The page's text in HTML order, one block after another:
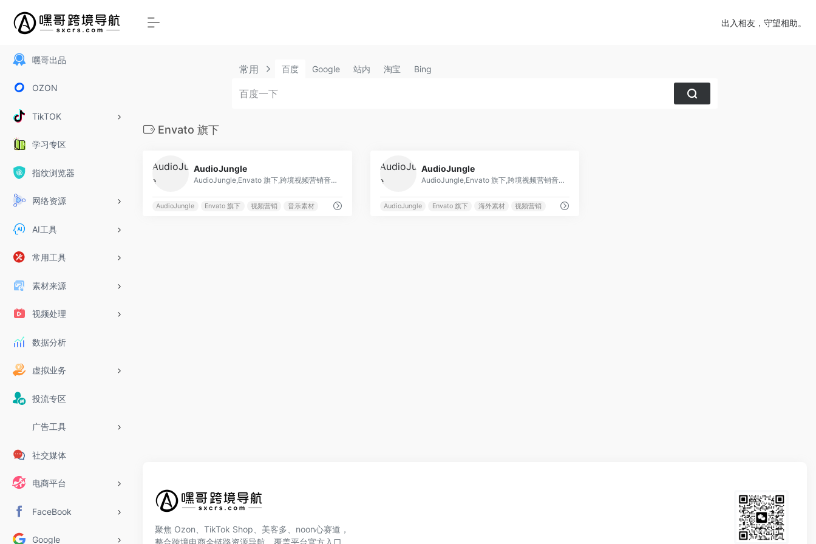
嘿哥出品
OZON
TikTOK
学习专区
指纹浏览器
网络资源
AI工具
常用工具
素材来源
视频处理
数据分析
虚拟业务
投流专区
广告工具
社交媒体
电商平台
FaceBook
Google
出入相友，守望相助。
常用 百度 Google 站内 淘宝 Bing
Envato 旗下
AudioJungle
AudioJungle,Envato 旗下,跨境视频营销音乐首选
AudioJungle Envato 旗下 视频营销 音乐素材
AudioJungle
AudioJungle,Envato 旗下,跨境视频营销音效首选
AudioJungle Envato 旗下 海外素材 视频营销
聚焦 Ozon、TikTok Shop、美客多、noon心赛道，
整合跨境电商全链路资源导航，覆盖平台官方入口、